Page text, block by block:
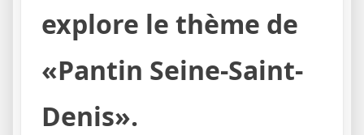
explore le thème de
«Pantin Seine-Saint-
Denis».